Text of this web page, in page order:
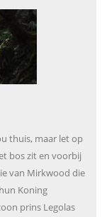
thuis, maar let op
bos zit en voorbij
van Mirkwood die
Koning
prins Legolas